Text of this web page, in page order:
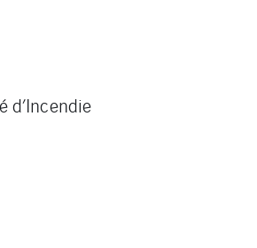
d’Incendie